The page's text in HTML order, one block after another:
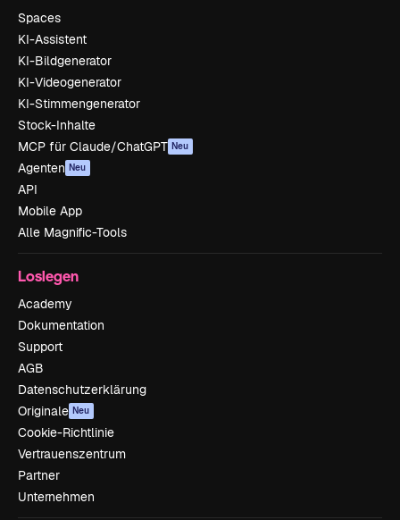
Spaces
KI-Assistent
KI-Bildgenerator
KI-Videogenerator
KI-Stimmengenerator
Stock-Inhalte
MCP für Claude/ChatGPT Neu
Agenten Neu
API
Mobile App
Alle Magnific-Tools
Loslegen
Academy
Dokumentation
Support
AGB
Datenschutzerklärung
Originale Neu
Cookie-Richtlinie
Vertrauenszentrum
Partner
Unternehmen